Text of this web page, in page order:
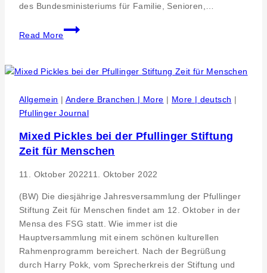
des Bundesministeriums für Familie, Senioren,…
Read More
Böblingen
zeigt
und
Allgemein | Andere Branchen | More | More | deutsch |
Pfullinger Journal
Mixed Pickles bei der Pfullinger Stiftung
Zeit für Menschen
11. Oktober 202211. Oktober 2022
(BW) Die diesjährige Jahresversammlung der Pfullinger
Stiftung Zeit für Menschen findet am 12. Oktober in der
Mensa des FSG statt. Wie immer ist die
Hauptversammlung mit einem schönen kulturellen
Rahmenprogramm bereichert. Nach der Begrüßung
durch Harry Pokk, vom Sprecherkreis der Stiftung und